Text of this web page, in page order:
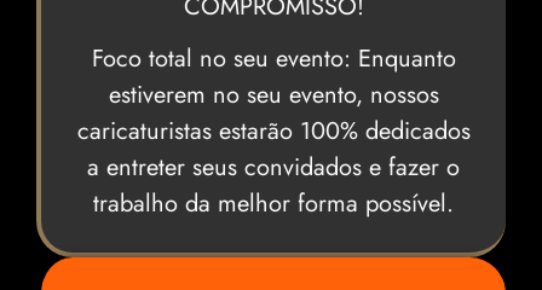
Foco total no seu evento: Enquanto
estiverem no seu evento, nossos
caricaturistas estarão 100% dedicados
a entreter seus convidados e fazer o
trabalho da melhor forma possível.